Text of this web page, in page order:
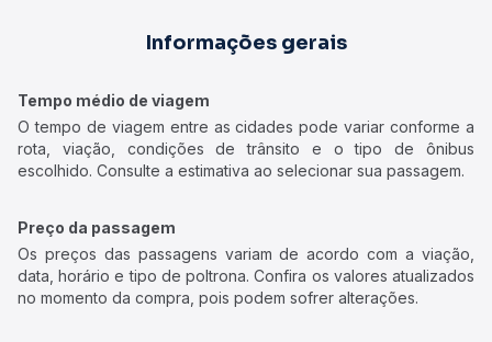
Informações gerais
Tempo médio de viagem
O tempo de viagem entre as cidades pode variar conforme a
rota, viação, condições de trânsito e o tipo de ônibus
escolhido. Consulte a estimativa ao selecionar sua passagem.
Preço da passagem
Os preços das passagens variam de acordo com a viação,
data, horário e tipo de poltrona. Confira os valores atualizados
no momento da compra, pois podem sofrer alterações.